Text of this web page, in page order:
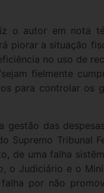
o autor em nota
piorar a situação
no uso de
fielmente
para controlar os
gestão das
Supremo Tribunal
de uma falha
o Judiciário e o
por não